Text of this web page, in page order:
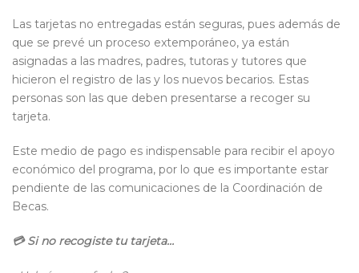
Las tarjetas no entregadas están seguras, pues además de
que se prevé un proceso extemporáneo, ya están
asignadas a las madres, padres, tutoras y tutores que
hicieron el registro de las y los nuevos becarios. Estas
personas son las que deben presentarse a recoger su
tarjeta.
Este medio de pago es indispensable para recibir el apoyo
económico del programa, por lo que es importante estar
pendiente de las comunicaciones de la Coordinación de
Becas.
💳Si no recogiste tu tarjeta…